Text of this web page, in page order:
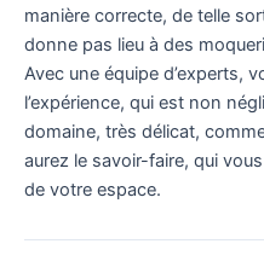
manière correcte, de telle
donne pas lieu à des
Avec une équipe d’experts,
l’expérience, qui est non
domaine, très délicat,
aurez le savoir-faire, qui
de votre espace.